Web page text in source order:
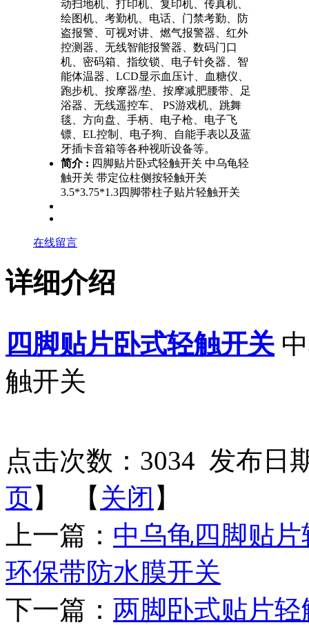
动扫地机、打印机、复印机、传真机、
绘图机、考勤机、电话、门禁考勤、防
盗报警、可视对讲、燃气报警器、红外
控测器、无线智能报警器、数码门口
机、密码箱、指纹锁、电子针灸器、智
能体温器、LCD显示血压计、血糖仪、
跑步机、按摩器/垫、按摩减肥腰带、足
浴器、无线遥控车、 PS游戏机、跳舞
毯、方向盘、手柄、电子枪、电子飞
镖、EL控制、电子狗、自能手表以及蓝
牙插卡音箱等各种视听设备等。
简介 : 四脚贴片卧式轻触开关 中乌龟轻
触开关 带定位柱侧按轻触开关
3.5*3.75*1.3四脚带柱子贴片轻触开关
在线留言
详细介绍
四脚贴片卧式轻触开关
触开关
点击次数： 3034 发布日
页】 【 关闭 】
上一篇： 中乌龟四脚贴
环保带防水膜开关
下一篇： 两脚卧式贴片